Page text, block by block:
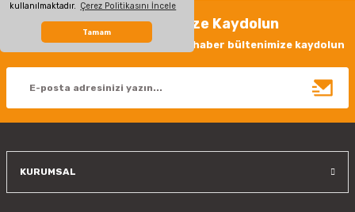
kullanılmaktadır. Çerez Politikasını İncele
Tamam
Haber Bültenimize Kaydolun
Yeniliklerden haberdar olmak için haber bültenimize kaydolun
KURUMSAL